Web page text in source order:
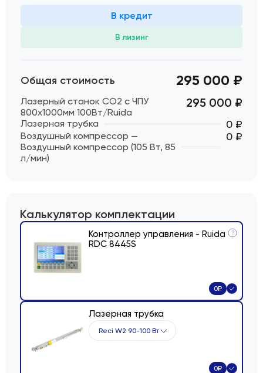
В кредит
В лизинг
Общая стоимость 295 000 ₽
Лазерный станок CO2 c ЧПУ
800х1000мм 100Вт/Ruida
295 000 ₽
Лазерная трубка 0 ₽
Воздушный компрессор —
Воздушный компрессор (105 Вт, 85
л/мин)
0 ₽
Калькулятор комплектации
Контроллер управления - Ruida
RDC 8445S
?
0₽
Лазерная трубка
Reci W2 90-100 Вт
0₽